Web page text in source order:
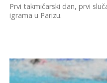
Prvi takmičarski dan, prvi
igrama u Parizu.